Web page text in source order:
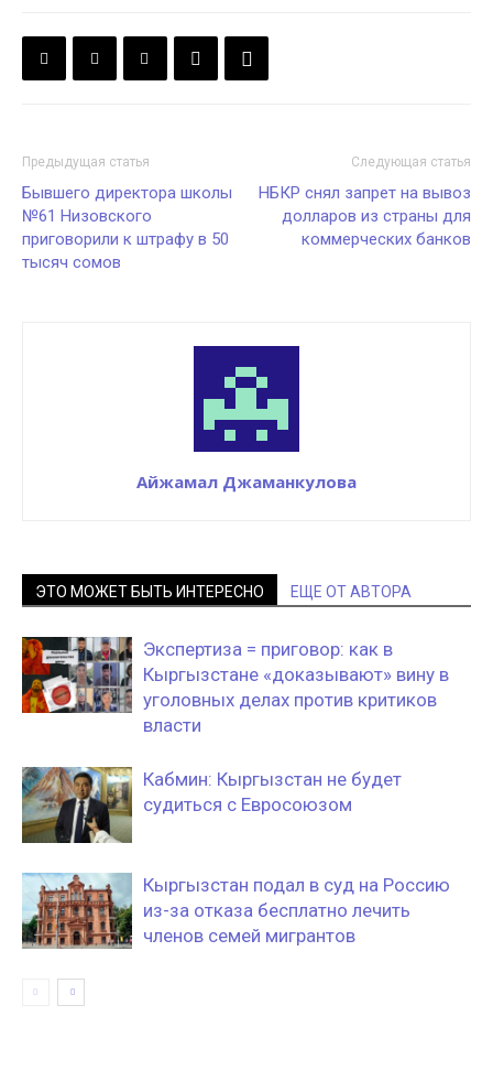
Предыдущая статья
Бывшего директора школы
№61 Низовского
приговорили к штрафу в 50
тысяч сомов
Следующая статья
НБКР снял запрет на вывоз
долларов из страны для
коммерческих банков
Айжамал Джаманкулова
ЭТО МОЖЕТ БЫТЬ ИНТЕРЕСНО ЕЩЕ ОТ АВТОРА
Экспертиза = приговор: как в
Кыргызстане «доказывают» вину в
уголовных делах против критиков
власти
Кабмин: Кыргызстан не будет
судиться с Евросоюзом
Кыргызстан подал в суд на Россию
из-за отказа бесплатно лечить
членов семей мигрантов